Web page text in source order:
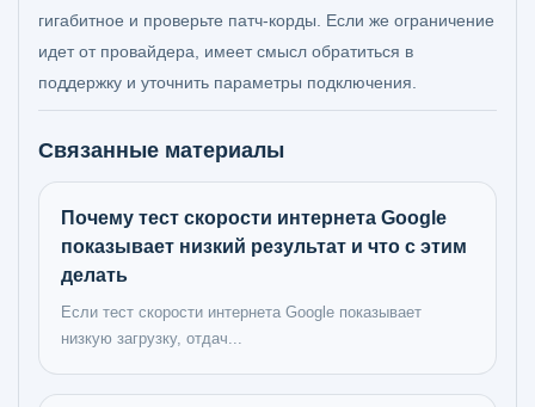
гигабитное и проверьте патч-корды. Если же ограничение
идет от провайдера, имеет смысл обратиться в
поддержку и уточнить параметры подключения.
Связанные материалы
Почему тест скорости интернета Google
показывает низкий результат и что с этим
делать
Если тест скорости интернета Google показывает
низкую загрузку, отдач...